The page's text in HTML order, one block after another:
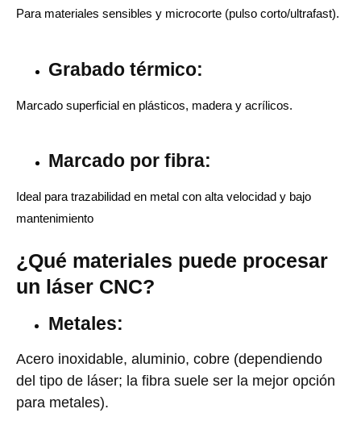
Para materiales sensibles y microcorte (pulso corto/ultrafast).
Grabado térmico:
Marcado superficial en plásticos, madera y acrílicos.
Marcado por fibra:
Ideal para trazabilidad en metal con alta velocidad y bajo
mantenimiento
¿Qué materiales puede procesar
un láser CNC?
Metales:
Acero inoxidable, aluminio, cobre (dependiendo
del tipo de láser; la fibra suele ser la mejor opción
para metales).